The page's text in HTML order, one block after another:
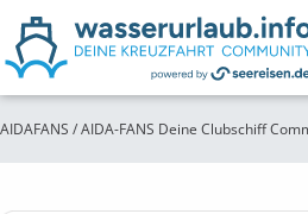
AIDAFANS / AIDA-FANS Deine Clubschiff